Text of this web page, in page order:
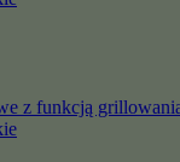
z funkcją